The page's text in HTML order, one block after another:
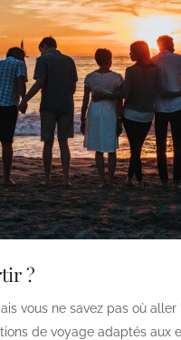
?
vous ne savez pas où
de voyage adaptés aux